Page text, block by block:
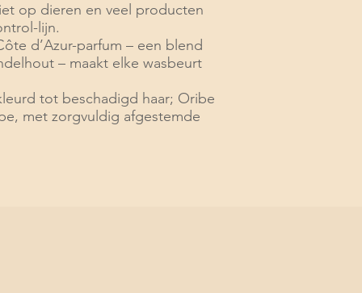
op dieren en veel producten
lijn.
d’Azur-parfum – een blend
– maakt elke wasbeurt
tot beschadigd haar; Oribe
met zorgvuldig afgestemde